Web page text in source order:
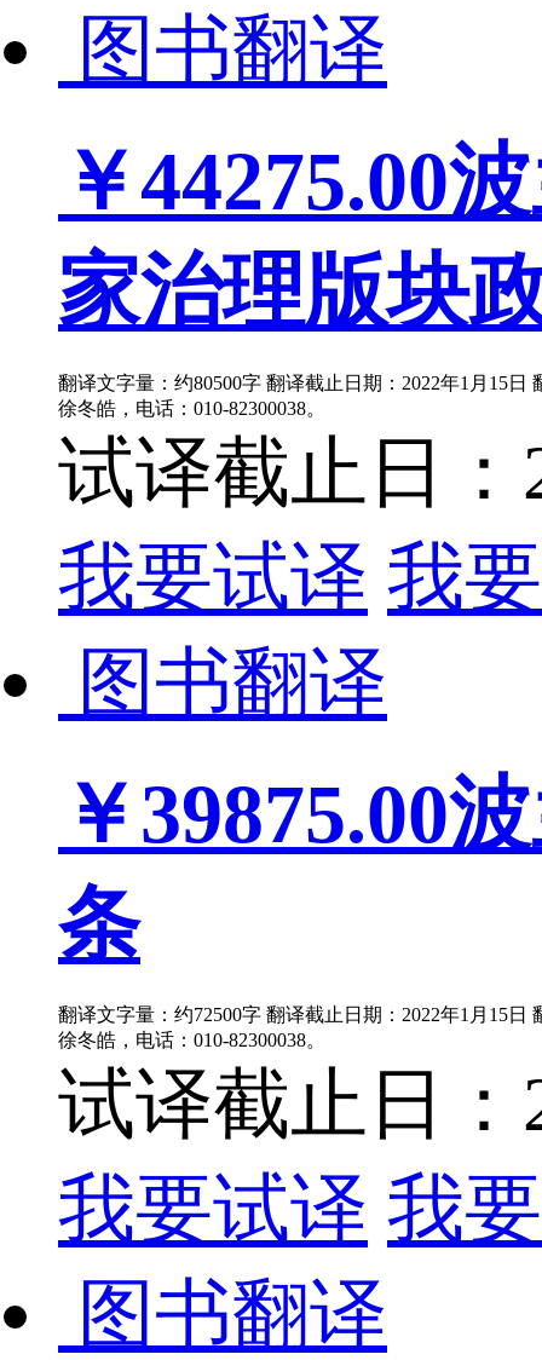
图书翻译
￥44275.00
家治理版块
翻译文字量：约80500字 翻译截止日期：2022年1月15
徐冬皓，电话：010-82300038。
试译截止日：
我要试译 我
图书翻译
￥39875.00
条
翻译文字量：约72500字 翻译截止日期：2022年1月15
徐冬皓，电话：010-82300038。
试译截止日：
我要试译 我
图书翻译